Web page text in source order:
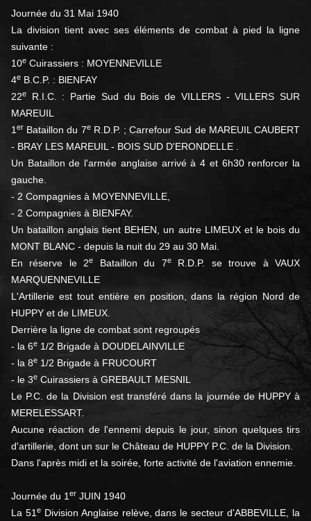
Journée du 31 Mai 1940
La division tient avec ses éléments de combat à pied la ligne
suivante :
10e Cuirassiers : MOYENNEVILLE
4e B.C.P. : BlENFAY
22e
R.I.C. : Partie Sud du Bois de VILLERS - VILLERS SUR
MAREUIL
1 er Bataillon du 7eR.D.P. ; Carrefour Sud de MAREUIL CAUBERT
- BRAY LES MAREUIL - BOIS SUD D'ERONDELLE .
Un Bataillon de l'armée anglaise arrivé à 4 et 6h30 renforcer la
gauche.
- 2 Compagnies à MOYENNEVILLE,
- 2 Compagnies à BIENFAY.
Un bataillon anglais tient BEHEN, un autre LIMEUX et le bois du
MONT BLANC - depuis la nuit du 29 au 30 Mai.
En réserve le 2e Bataillon du 7eR.D.P. se trouve à VAUX
MARQUENNEVILLE
L'Artillerie est tout entière en position, dans la région Nord de
HUPPY et de LIMEUX.
Derrière la ligne de combat sont regroupés
- la 6e 1/2 Brigade à DOUDELAINVILLE
- la 8e 1/2 Brigade à FRUCOURT
- le 3e Cuirassiers à GREBAULT MESNIL
Le P.C. de la Division est transféré dans la journée de HUPPY à
MERELESSART.
Aucune réaction de l'ennemi depuis le jour, sinon quelques tirs
d'artillerie, dont un sur le Château de HUPPY P.C. de la Division.
Dans l'après midi et la soirée, forte activité de l'aviation ennemie.
Journée du 1 er JUIN 1940
La 51 eDivision Anglaise relève, dans le secteur d'ABBEVILLE, la